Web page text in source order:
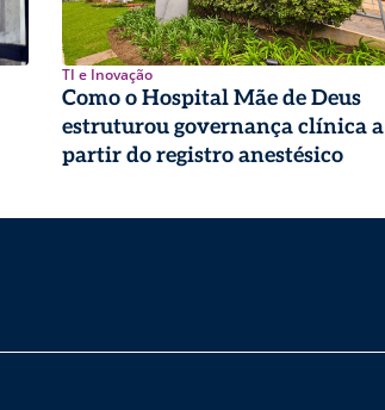
TI e Inovação
Como o Hospital Mãe de Deus
estruturou governança clínica a
partir do registro anestésico